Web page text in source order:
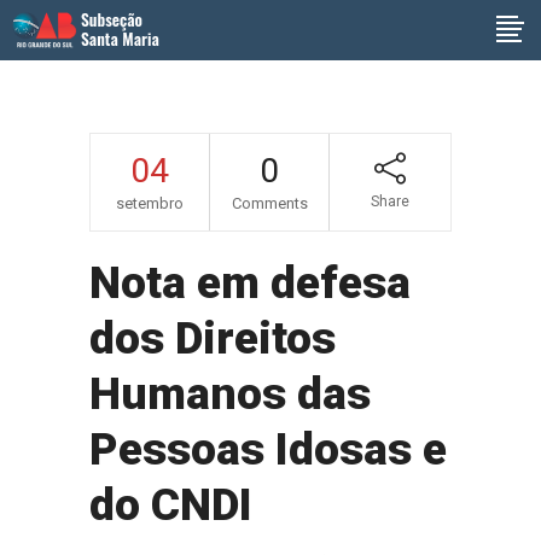
04
setembro
0
Comments Share
Nota em defesa
dos Direitos
Humanos das
Pessoas Idosas e
do CNDI